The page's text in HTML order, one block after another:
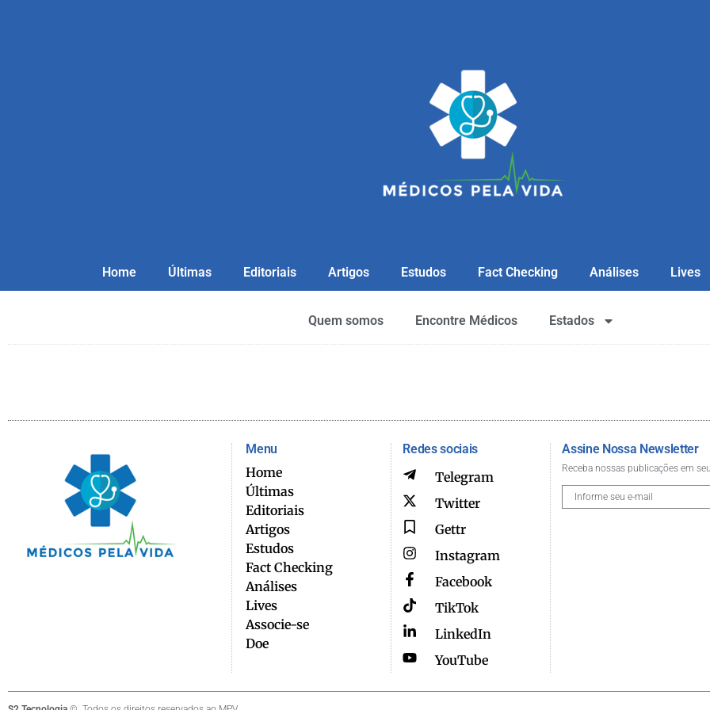
Home Últimas Editoriais Artigos Estudos Fact Checking Análises Lives
Quem somos Encontre Médicos Estados
Menu
Home
Últimas
Editoriais
Artigos
Estudos
Fact Checking
Análises
Lives
Associe-se
Doe
Redes sociais
Telegram
Twitter
Gettr
Instagram
Facebook
TikTok
LinkedIn
YouTube
Assine Nossa Newsletter
Receba nossas publicações em